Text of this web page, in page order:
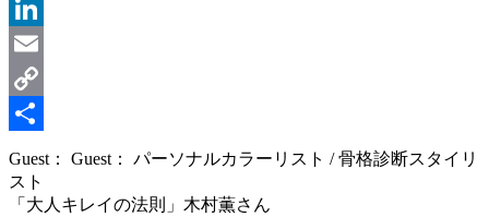
Message
LinkedIn
Email
Copy
Link
共
有
Guest： Guest： パーソナルカラーリスト / 骨格診断スタイリ
スト
「大人キレイの法則」木村薫さん